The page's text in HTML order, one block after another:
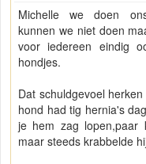
Michelle we doen
kunnen we niet doen
voor iedereen eindig
hondjes.
Dat schuldgevoel
hond had tig hernia's
je hem zag lopen,paar
maar steeds krabbelde